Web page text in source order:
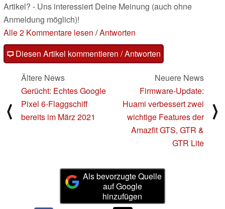
Artikel? - Uns interessiert Deine Meinung (auch ohne
Anmeldung möglich)!
Alle 2 Kommentare lesen /Antworten
Diesen Artikel kommentieren / Antworten
⟨
Ältere News
Gerücht: Echtes Google
Pixel 6-Flaggschiff
bereits im März 2021
Neuere News
Firmware-Update:
Huami verbessert zwei
wichtige Features der
Amazfit GTS, GTR &
GTR Lite
⟩
Als bevorzugte Quelle
auf Google
hinzufügen